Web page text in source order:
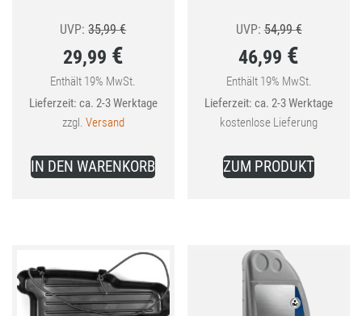
UVP: 35,99€Ursprünglicher
war:
35,99 €
29,99 €
Aktueller
Preis
29,99 €.
Enthält 19% MwSt.
Lieferzeit: ca. 2-3 Werktage
zzgl. Versand
IN DEN WARENKORB
UVP: 54,99€
war:
54,99 €
46,99 €
Aktueller
Preis
46,99 €.
Enthält 19% MwSt.
Lieferzeit: ca. 2-3 Werktage
kostenlose Lieferung
ZUM PRODUKTProdukt